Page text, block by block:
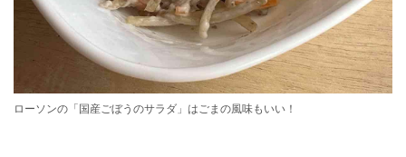
ローソンの「国産ごぼうのサラダ」はごまの風味もいい！